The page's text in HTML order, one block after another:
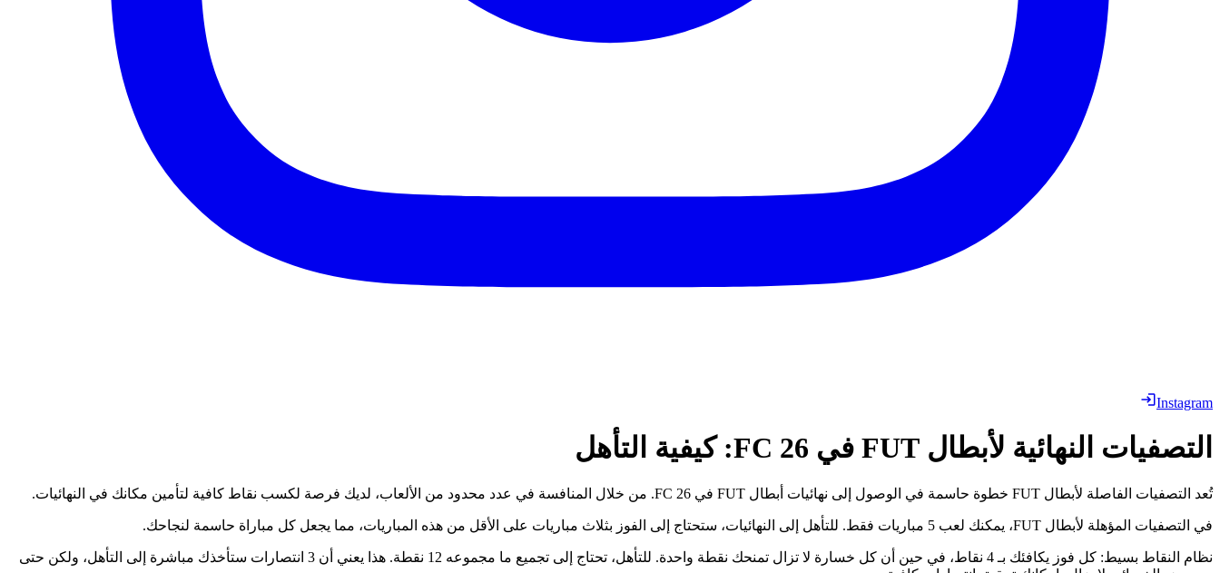
Instagram
التصفيات النهائية لأبطال FUT في FC 26: كيفية التأهل
تُعد التصفيات الفاصلة لأبطال FUT خطوة حاسمة في الوصول إلى نهائيات أبطال FUT في FC 26. من خلال المنافسة في عدد محدود من الألعاب، لديك فرصة لكسب نقاط كافية لتأمين مكانك في النهائيات.
في التصفيات المؤهلة لأبطال FUT، يمكنك لعب 5 مباريات فقط. للتأهل إلى النهائيات، ستحتاج إلى الفوز بثلاث مباريات على الأقل من هذه المباريات، مما يجعل كل مباراة حاسمة لنجاحك.
نظام النقاط بسيط: كل فوز يكافئك بـ 4 نقاط، في حين أن كل خسارة لا تزال تمنحك نقطة واحدة. للتأهل، تحتاج إلى تجميع ما مجموعه 12 نقطة. هذا يعني أن 3 انتصارات ستأخذك مباشرة إلى التأهل، ولكن حتى